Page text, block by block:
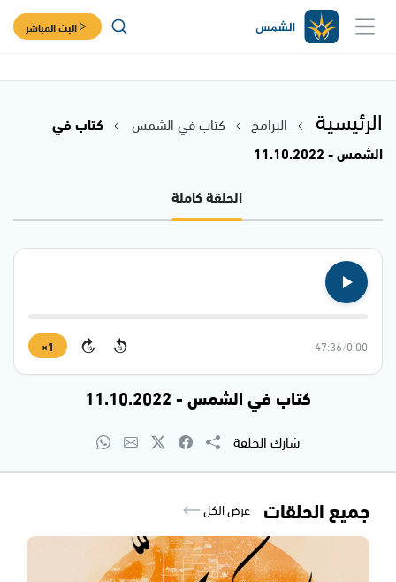
البث المباشر
الرئيسية البرامج كتاب في الشمس
كتاب في
الشمس - 11.10.2022
الحلقة كاملة
0:00
/
47:36
15
15
1×
كتاب في الشمس - 11.10.2022
شارك الحلقة
جميع الحلقات عرض الكل